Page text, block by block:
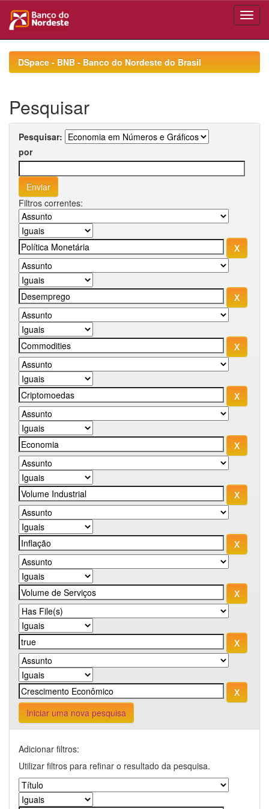
navigationDSpace - BNB - Banco do Nordeste do Brasil
Pesquisar
Pesquisar:
por
Filtros correntes:
Iniciar uma nova pesquisa
Adicionar filtros:
Utilizar filtros para refinar o resultado da pesquisa.